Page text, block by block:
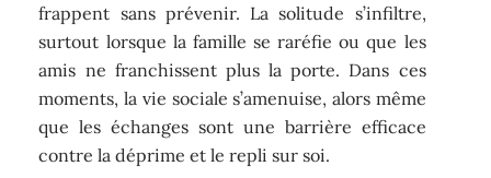
frappent sans prévenir. La solitude s’infiltre,
surtout lorsque la famille se raréfie ou que les
amis ne franchissent plus la porte. Dans ces
moments, la vie sociale s’amenuise, alors même
que les échanges sont une barrière efficace
contre la déprime et le repli sur soi.